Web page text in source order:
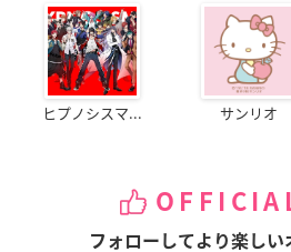
ヒプノシスマ... サンリオ
フォローしてより楽しい